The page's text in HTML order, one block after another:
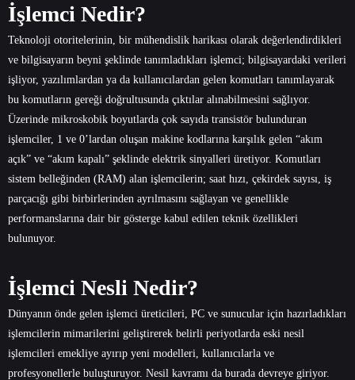
İşlemci Nedir?
Teknoloji otoritelerinin, bir mühendislik harikası olarak değerlendirdikleri
ve bilgisayarın beyni şeklinde tanımladıkları işlemci; bilgisayardaki verileri
işliyor, yazılımlardan ya da kullanıcılardan gelen komutları tanımlayarak
bu komutların gereği doğrultusunda çıktılar alınabilmesini sağlıyor.
Üzerinde mikroskobik boyutlarda çok sayıda transistör bulunduran
işlemciler, 1 ve 0’lardan oluşan makine kodlarına karşılık gelen “akım
açık” ve “akım kapalı” şeklinde elektrik sinyalleri üretiyor. Komutları
sistem belleğinden (RAM) alan işlemcilerin; saat hızı, çekirdek sayısı, iş
parçacığı gibi birbirlerinden ayrılmasını sağlayan ve genellikle
performanslarına dair bir gösterge kabul edilen teknik özellikleri
bulunuyor.
İşlemci Nesli Nedir?
Dünyanın önde gelen işlemci üreticileri, PC ve sunucular için hazırladıkları
işlemcilerin mimarilerini geliştirerek belirli periyotlarda eski nesil
işlemcileri emekliye ayırıp yeni modelleri, kullanıcılarla ve
profesyonellerle buluşturuyor. Nesil kavramı da burada devreye giriyor.